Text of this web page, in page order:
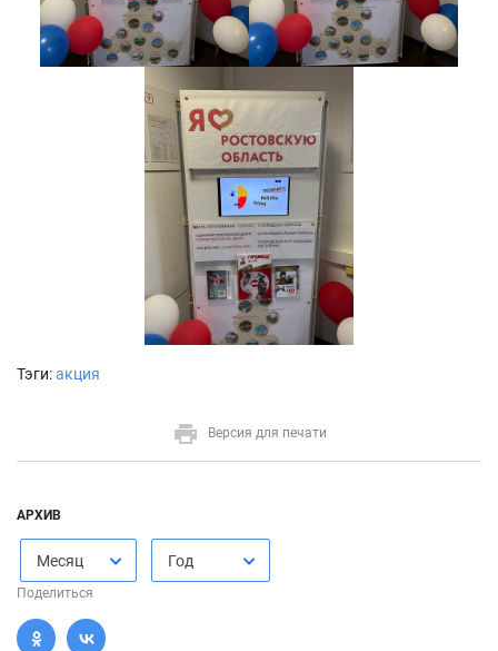
Тэги:акция
Версия для печати
АРХИВ
Месяц Год
Поделиться